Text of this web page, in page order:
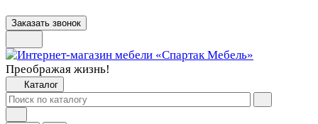
Заказать звонок
Преображая жизнь!
Каталог